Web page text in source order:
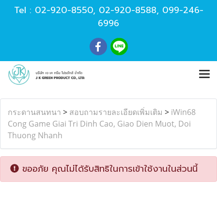
Tel : 02-920-8550, 02-920-8588, 099-246-
6996
กระดานสนทนา > สอบถามรายละเอียดเพิ่มเติม > iWin68
Cong Game Giai Tri Dinh Cao, Giao Dien Muot, Doi
Thuong Nhanh
ขออภัย คุณไม่ได้รับสิทธิในการเข้าใช้งานในส่วนนี้